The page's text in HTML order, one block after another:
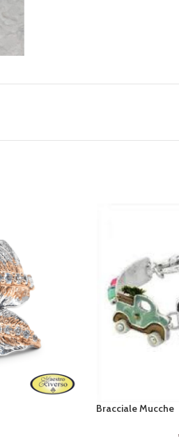
Bracciale Mucche